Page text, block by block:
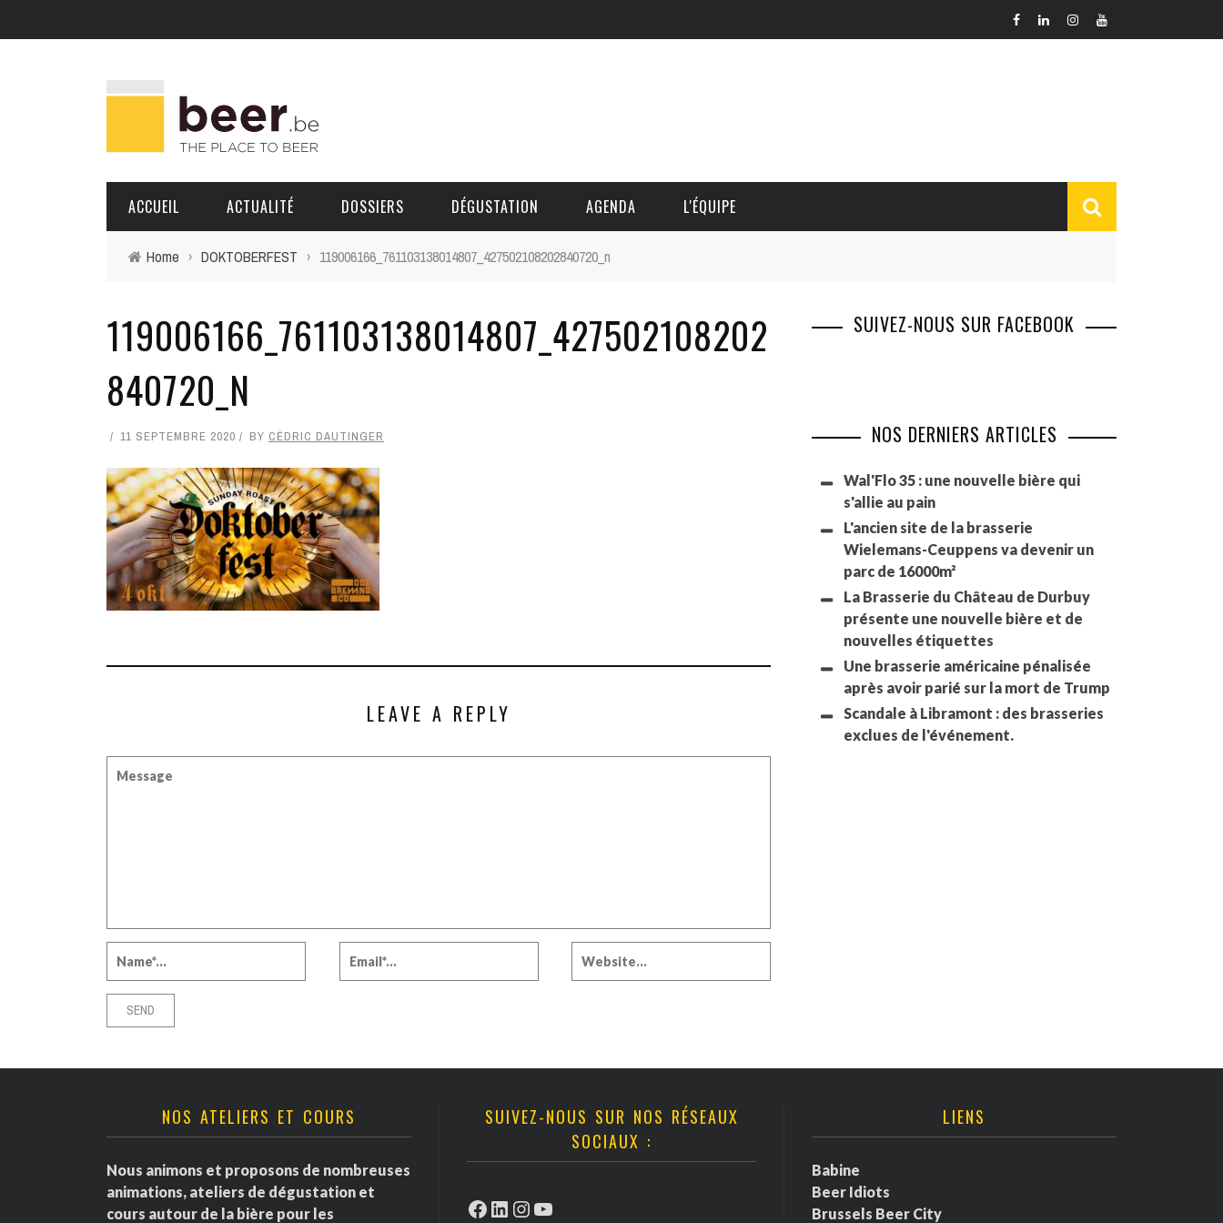
ACCUEIL ACTUALITÉ DOSSIERS
PORTRAITS
DÉGUSTATION AGENDA L'ÉQUIPE
DAVID BLOCTEUR
Home › DOKTOBERFEST › 119006166_761103138014807_427502108202840720_n
119006166_761103138014807_427502108202
840720_N
11 SEPTEMBRE 2020 BY CÉDRIC DAUTINGER
LEAVE A REPLY
SUIVEZ-NOUS SUR FACEBOOK
NOS DERNIERS ARTICLES
Wal'Flo 35 : une nouvelle bière qui
s'allie au pain
L'ancien site de la brasserie
Wielemans-Ceuppens va devenir un
parc de 16000m²
La Brasserie du Château de Durbuy
présente une nouvelle bière et de
nouvelles étiquettes
Une brasserie américaine pénalisée
après avoir parié sur la mort de Trump
Scandale à Libramont : des brasseries
exclues de l'événement.
NOS ATELIERS ET COURS
Nous animons et proposons de nombreuses
animations, ateliers de dégustation et
cours autour de la bière pour les
SUIVEZ-NOUS SUR NOS RÉSEAUX
SOCIAUX :
Facebook
LinkedIn
Instagram
YouTube
LIENS
Babine
Beer Idiots
Brussels Beer City